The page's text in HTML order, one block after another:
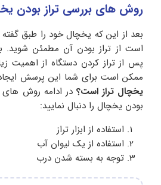
روش های بررسی تراز بودن
بعد از این که یخچال خود را طبق گفته
است از تراز بودن آن مطمئن شوید.
پس از تراز کردن دستگاه از اهمیت
ممکن است برای شما این پرسش
یخچال تراز است؟ در ادامه روش های
بودن یخچال را دنبال نمایید:
استفاده از ابزار تراز
استفاده از یک لیوان آب
توجه به بسته شدن درب